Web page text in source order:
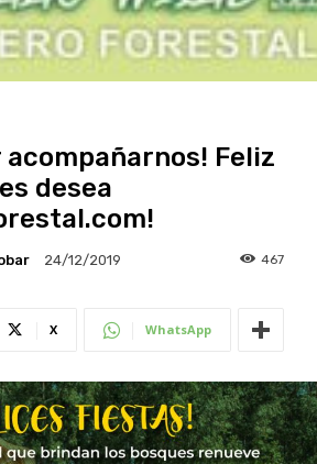
acompañarnos! Feliz
desea
24/12/2019 467
X WhatsApp